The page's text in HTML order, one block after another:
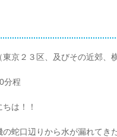
東京２３区、及びその近郊、
分程
は！！
蛇口辺りから水が漏れてき